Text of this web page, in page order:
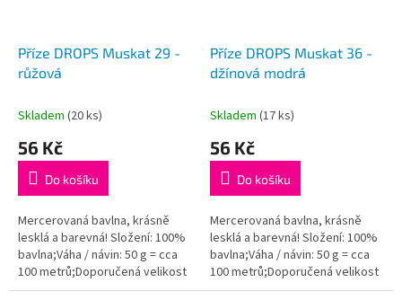
Příze DROPS Muskat 29 -
růžová
Skladem (20 ks)
56 Kč
Do košíku
Mercerovaná bavlna, krásně
lesklá a barevná! Složení: 100%
bavlna;Váha / návin: 50 g = cca
100 metrů;Doporučená velikost
jehlic / háčku: 4 mm. Instagram:...
Příze DROPS Muskat 36 -
džínová modrá
Skladem (17 ks)
56 Kč
Do košíku
Mercerovaná bavlna, krásně
lesklá a barevná! Složení: 100%
bavlna;Váha / návin: 50 g = cca
100 metrů;Doporučená velikost
jehlic / háčku: 4 mm. Instagram:...